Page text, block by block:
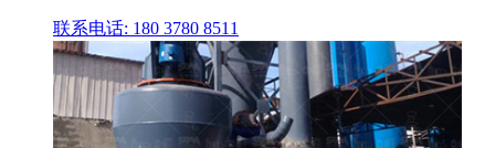
联系电话: 180 3780 8511